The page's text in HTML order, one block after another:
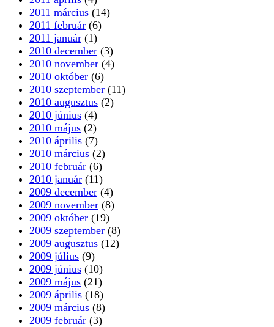
2011 március (14)
2011 február (6)
2011 január (1)
2010 december (3)
2010 november (4)
2010 október (6)
2010 szeptember (11)
2010 augusztus (2)
2010 június (4)
2010 május (2)
2010 április (7)
2010 március (2)
2010 február (6)
2010 január (11)
2009 december (4)
2009 november (8)
2009 október (19)
2009 szeptember (8)
2009 augusztus (12)
2009 július (9)
2009 június (10)
2009 május (21)
2009 április (18)
2009 március (8)
2009 február (3)